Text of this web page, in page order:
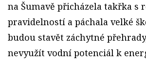
na Šumavě přicházela takřka s
pravidelností a páchala velké
budou stavět záchytné
nevyužít vodní potenciál k